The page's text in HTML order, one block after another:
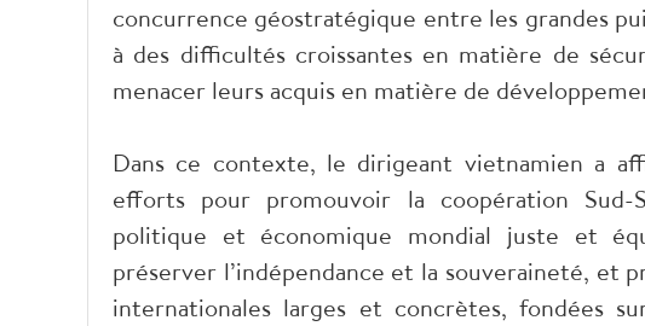
concurrence géostratégique entre les grandes
à des difficultés croissantes en matière de
menacer leurs acquis en matière de
Dans ce contexte, le dirigeant vietnamien a
efforts pour promouvoir la coopération Sud-
politique et économique mondial juste et
préserver l’indépendance et la souveraineté, et
internationales larges et concrètes, fondées